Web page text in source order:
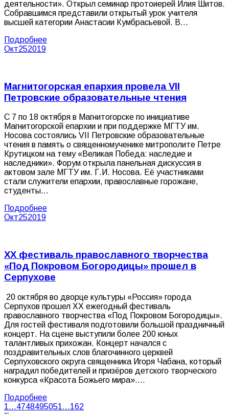
деятельности». Открыл семинар протоиерей Илия Шитов.
Собравшимся представили открытый урок учителя
высшей категории Анастасии Кумбрасьевой. В…
Подробнее
Окт252019
Магнитогорская епархия провела VII
Петровские образовательные чтения
С 7 по 18 октября в Магнитогорске по инициативе
Магнитогорской епархии и при поддержке МГТУ им.
Носова состоялись VII Петровские образовательные
чтения в память о священномученике митрополите Петре
Крутицком на тему «Великая Победа: наследие и
наследники». Форум открыла панельная дискуссия в
актовом зале МГТУ им. Г.И. Носова. Её участниками
стали служители епархии, православные горожане,
студенты…
Подробнее
Окт252019
XX фестиваль православного творчества
«Под Покровом Богородицы» прошел в
Серпухове
20 октября во дворце культуры «Россия» города
Серпухов прошел XX ежегодный фестиваль
православного творчества «Под Покровом Богородицы».
Для гостей фестиваля подготовили большой праздничный
концерт. На сцене выступили более 200 юных
талантливых прихожан. Концерт начался с
поздравительных слов благочинного церквей
Серпуховского округа священника Игоря Чабана, который
наградил победителей и призёров детского творческого
конкурса «Красота Божьего мира».…
Подробнее
1…4748495051…162